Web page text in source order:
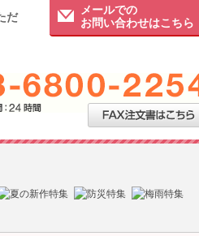
だ
メールでの
お問い合わせはこちら